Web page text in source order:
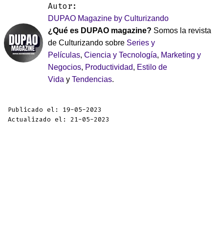
Autor:
DUPAO Magazine by Culturizando
¿Qué es DUPAO magazine? Somos la revista
de Culturizando sobre Series y
Películas, Ciencia y Tecnología, Marketing y
Negocios, Productividad, Estilo de
Vida y Tendencias.
Publicado el: 19-05-2023
Actualizado el: 21-05-2023